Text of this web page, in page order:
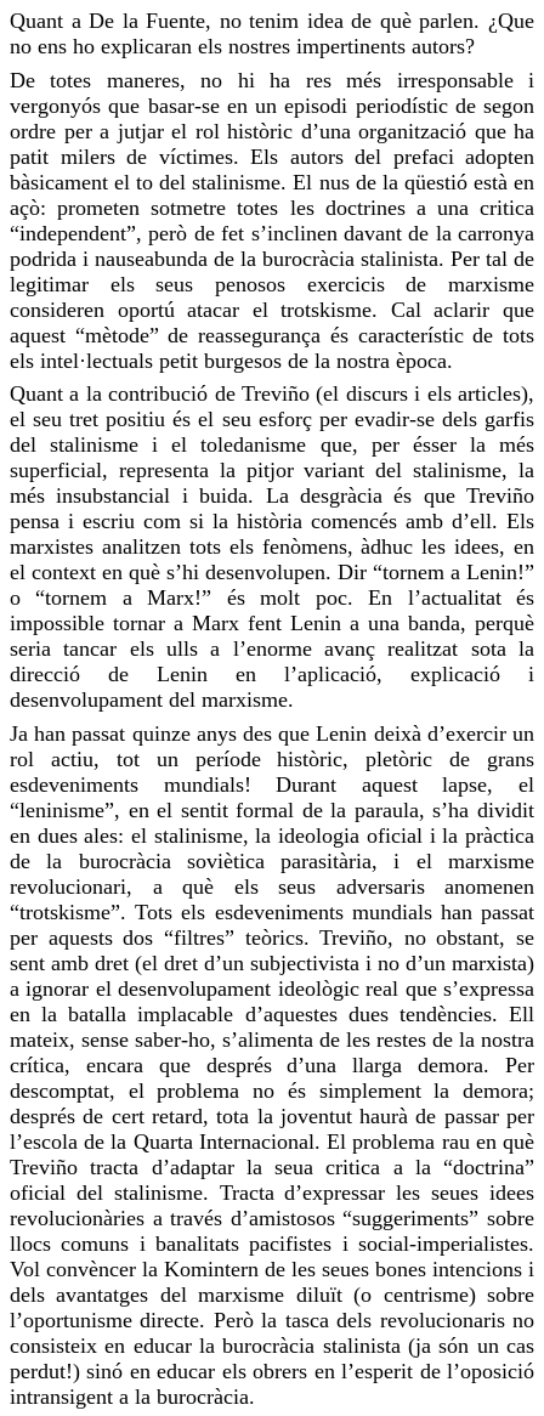
Quant a De la Fuente, no tenim idea de què parlen. ¿Que
no ens ho explicaran els nostres impertinents autors?
De totes maneres, no hi ha resmés irresponsable i
vergonyós que basar-se en un episodi periodístic de segon
ordre per a jutjar el rol històric d’una organització que ha
patit milers de víctimes. Els autors del prefaci adopten
bàsicament el to del stalinisme. El nus de la qüestió està en
açò: prometen sotmetre totes les doctrines a una critica
“independent”, però de fet s’inclinen davant de la carronya
podrida i nauseabunda de la burocràcia stalinista. Per tal de
legitimar els seus penosos exercicis de marxisme
consideren oportú atacar el trotskisme. Cal aclarir que
aquest “mètode” de reassegurança és característic de tots
els intel·lectuals petit burgesos de la nostra època.
Quant a la contribució de Treviño (el discurs i els articles),
el seu tret positiu és el seu esforç per evadir-se dels garfis
del stalinisme i eltoledanisme que, per ésser la més
superficial, representa la pitjor variant del stalinisme, la
més insubstancial i buida. La desgràcia és que Treviño
pensa i escriu com si la història comencés amb d’ell. Els
marxistes analitzen tots els fenòmens, àdhuc les idees, en
el context en què s’hi desenvolupen. Dir “tornem a Lenin!”
o “tornem a Marx!” és molt poc. En l’actualitat és
impossible tornar a Marx fent Lenin a una banda, perquè
seria tancar els ulls a l’enorme avanç realitzat sota la
direcció de Lenin en l’aplicació, explicació i
desenvolupament del marxisme.
Ja han passat quinze anys des que Lenin deixà d’exercir un
rol actiu, tot un període històric, pletòric de grans
esdeveniments mundials! Durant aquest lapse, el
“leninisme”, en el sentit formal de la paraula, s’ha dividit
en dues ales: el stalinisme, la ideologia oficial i la pràctica
de la burocràcia soviètica parasitària, i el marxisme
revolucionari, a què els seus adversaris anomenen
“trotskisme”. Tots els esdeveniments mundials han passat
per aquests dos “filtres” teòrics.Treviño, no obstant, se
sent amb dret (el dret d’un subjectivista i no d’un marxista)
a ignorar el desenvolupament ideològicreal que s’expressa
en la batalla implacable d’aquestes dues tendències. Ell
mateix, sense saber-ho, s’alimenta de les restes de la nostra
crítica, encara que després d’una llarga demora. Per
descomptat, el problema no és simplement la demora;
després de cert retard, tota la joventut haurà de passar per
l’escola de la Quarta Internacional. El problema rau en què
Treviño tracta d’adaptar la seua critica a la “doctrina”
oficial del stalinisme. Tracta d’expressar les seues idees
revolucionàries a través d’amistosos “suggeriments” sobre
llocs comuns i banalitats pacifistes i social-imperialistes.
Vol convèncer la Komintern de les seues bones intencions i
dels avantatges del marxisme diluït (o centrisme) sobre
l’oportunisme directe. Però la tasca dels revolucionaris no
consisteix en educar la burocràcia stalinista (ja són un cas
perdut!) sinó en educar els obrers en l’esperit de l’oposició
intransigent a la burocràcia.